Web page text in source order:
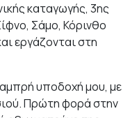
καταγωγής, 3ης
Σάμο, Κόρινθο
εργάζονται στη
υποδοχή μου, με
Πρώτη φορά στην